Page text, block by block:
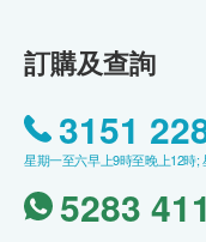
訂購及查詢
3151
星期一至六早上9時至晚上12時;
5283